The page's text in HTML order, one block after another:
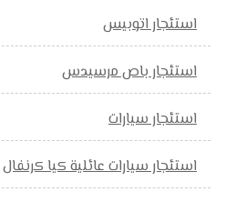
استئجار اتوبيس
استئجار باص مرسيدس
استئجار سيارات
استئجار سيارات عائلية كيا كرنفال